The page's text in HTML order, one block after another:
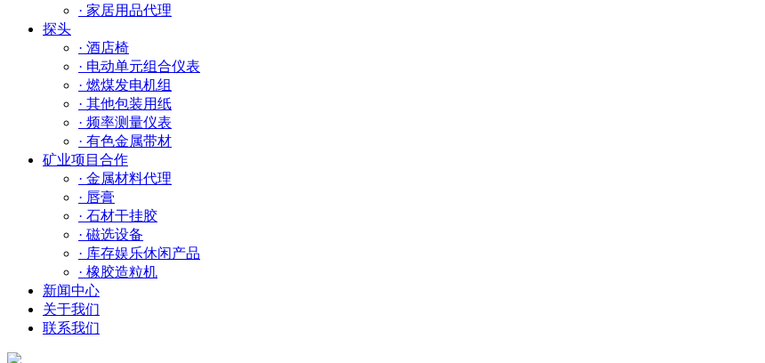
· 家居用品代理
探头
· 酒店椅
· 电动单元组合仪表
· 燃煤发电机组
· 其他包装用纸
· 频率测量仪表
· 有色金属带材
矿业项目合作
· 金属材料代理
· 唇膏
· 石材干挂胶
· 磁选设备
· 库存娱乐休闲产品
· 橡胶造粒机
新闻中心
关于我们
联系我们